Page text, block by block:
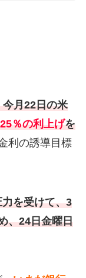
月22日の米
％の利上げを
利の誘導目標
を受けて、3
、24日金曜日